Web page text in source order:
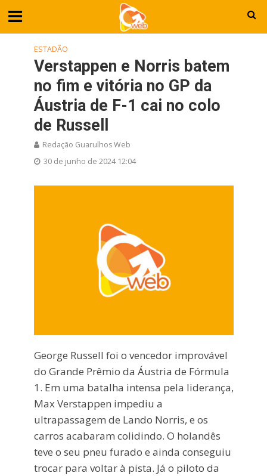
ESTADÃO
Verstappen e Norris batem
no fim e vitória no GP da
Áustria de F-1 cai no colo
de Russell
Redação Guarulhos Web
30 de junho de 2024 12:04
George Russell foi o vencedor improvável
do Grande Prêmio da Áustria de Fórmula
1. Em uma batalha intensa pela liderança,
Max Verstappen impediu a
ultrapassagem de Lando Norris, e os
carros acabaram colidindo. O holandês
teve o seu pneu furado e ainda conseguiu
trocar para voltar à pista. Já o piloto da